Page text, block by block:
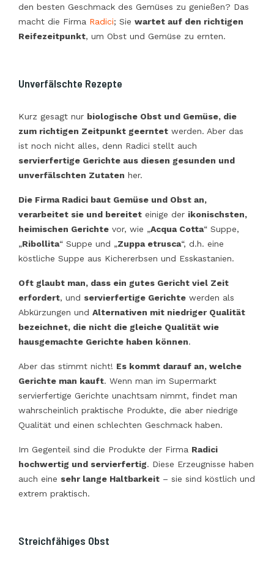
den besten Geschmack des Gemüses zu genießen? Das
macht die Firma Radici; Sie wartet auf den richtigen
Reifezeitpunkt, um Obst und Gemüse zu ernten.
Unverfälschte Rezepte
Kurz gesagt nur biologische Obst und Gemüse, die
zum richtigen Zeitpunkt geerntet werden. Aber das
ist noch nicht alles, denn Radici stellt auch
servierfertige Gerichte aus diesen gesunden und
unverfälschten Zutaten her.
Die Firma Radici baut Gemüse und Obst an,
verarbeitet sie und bereitet einige der ikonischsten,
heimischen Gerichte vor, wie „Acqua Cotta“ Suppe,
„Ribollita“ Suppe und „Zuppa etrusca“, d.h. eine
köstliche Suppe aus Kichererbsen und Esskastanien.
Oft glaubt man, dass ein gutes Gericht viel Zeit
erfordert, und servierfertige Gerichte werden als
Abkürzungen und Alternativen mit niedriger Qualität
bezeichnet, die nicht die gleiche Qualität wie
hausgemachte Gerichte haben können.
Aber das stimmt nicht! Es kommt darauf an, welche
Gerichte man kauft. Wenn man im Supermarkt
servierfertige Gerichte unachtsam nimmt, findet man
wahrscheinlich praktische Produkte, die aber niedrige
Qualität und einen schlechten Geschmack haben.
Im Gegenteil sind die Produkte der Firma Radici
hochwertig und servierfertig. Diese Erzeugnisse haben
auch eine sehr lange Haltbarkeit – sie sind köstlich und
extrem praktisch.
Streichfähiges Obst